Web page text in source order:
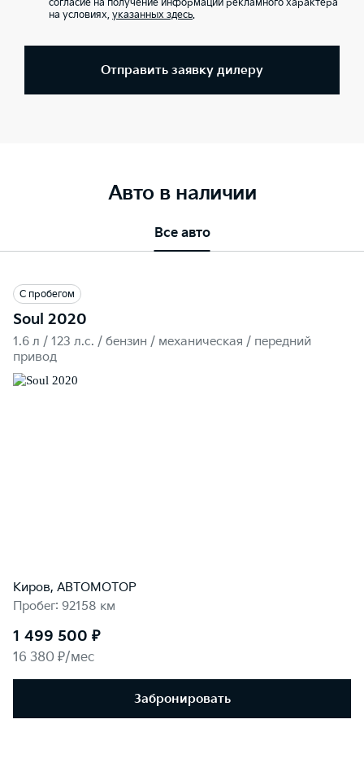
согласие на получение информации рекламного характера
на условиях, указанных здесь.
Отправить заявку дилеру
Авто в наличии
Все авто
С пробегом
Soul 2020
1.6 л / 123 л.c. / бензин / механическая / передний
привод
Киров, АВТОМОТОР
Пробег: 92158 км
1 499 500 ₽
16 380 ₽/мес
Забронировать